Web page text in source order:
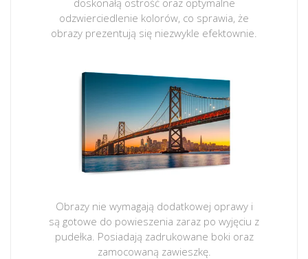
doskonałą ostrość oraz optymalne
odzwierciedlenie kolorów, co sprawia, że
obrazy prezentują się niezwykle efektownie.
Obrazy nie wymagają dodatkowej oprawy i
są gotowe do powieszenia zaraz po wyjęciu z
pudełka. Posiadają zadrukowane boki oraz
zamocowaną zawieszkę.